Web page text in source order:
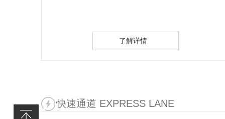
了解详情
快速通道 EXPRESS LANE